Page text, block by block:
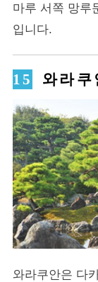
마루 서쪽 망루
입니다.
와라쿠
와라쿠안은 다